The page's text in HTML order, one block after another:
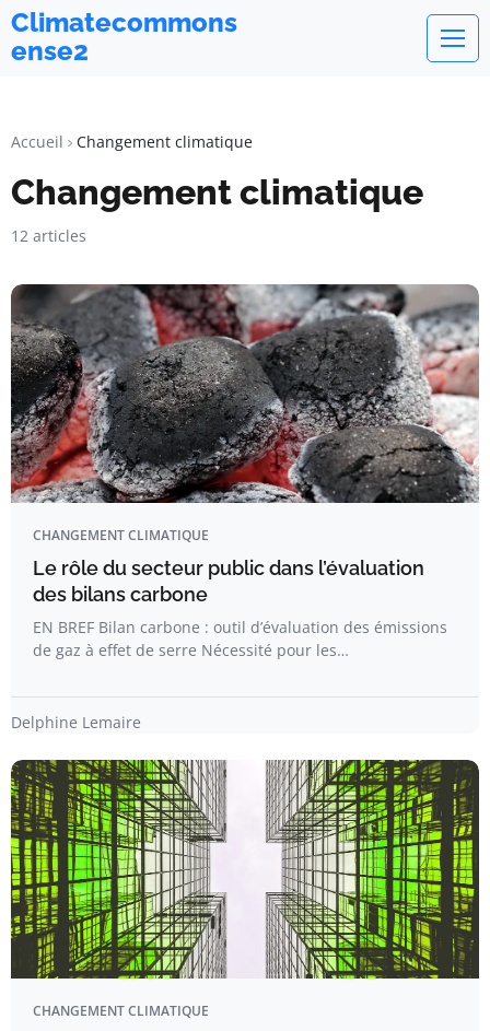
Climatecommons
ense2
Accueil Changement climatique
Changement climatique
12 articles
CHANGEMENT CLIMATIQUE
Le rôle du secteur public dans l’évaluation
des bilans carbone
EN BREF Bilan carbone : outil d’évaluation des émissions
de gaz à effet de serre Nécessité pour les…
Delphine Lemaire
CHANGEMENT CLIMATIQUE